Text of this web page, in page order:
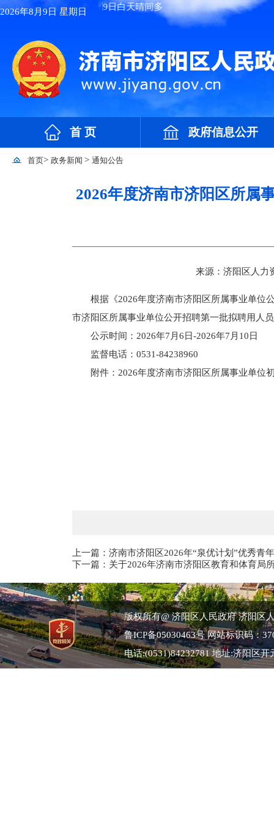
2026年8月9日 星期日
首 页 政府信息公开
首页> 政务新闻 > 通知公告
2026年度济南市济阳区所属
来源：济阳区人力
根据《2026年度济南市济阳区所属事业单位
市济阳区所属事业单位公开招聘第一批拟聘用人
公示时间：2026年7月6日-2026年7月10日
监督电话：0531-84238960
附件：2026年度济南市济阳区所属事业单位
上一篇： 济南市济阳区2026年“泉优计划”优秀青
下一篇： 关于2026年济南市济阳区教育和体育局
版权所有@ 济阳区人民政府 济阳区
鲁ICP备05030463号网站标识码：
电话:(0531)84232781 地址:济阳区开